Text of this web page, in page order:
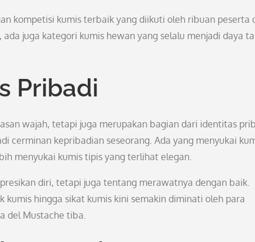
kompetisi kumis terbaik yang diikuti oleh ribuan peserta
juga kategori kumis hewan yang selalu menjadi daya
Pribadi
wajah, tetapi juga merupakan bagian dari identitas
cerminan kepribadian seseorang. Ada yang menyukai
menyukai kumis tipis yang terlihat elegan.
diri, tetapi juga tentang merawatnya dengan baik.
hingga sikat kumis kini semakin diminati oleh para
del Mustache tiba.